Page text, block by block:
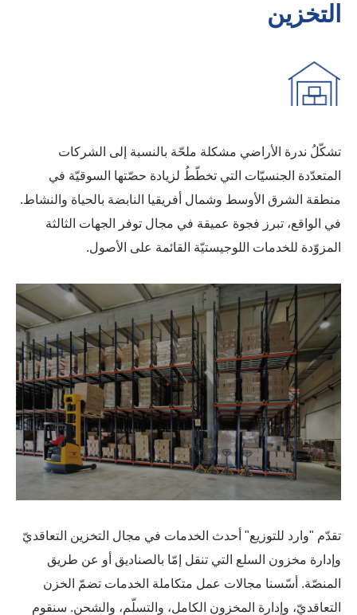
التخزين
تشكّلُ ندرة الأراضي مشكلة ملحّة بالنسبة إلى الشركات
المتعدّدة الجنسيّات التي تخطّطُ لزيادة حصّتها السوقيّة في
منطقة الشرق الأوسط وشمال أفريقيا النابضة بالحياة والنشاط.
في الواقع، تبرز فجوة عميقة في مجال توفر الجهات الثالثة
المزوّدة للخدمات اللوجيستيّة القائمة على الأصول.
تقدّم "وارد للتوزيع" أحدث الخدمات في مجال التخزين التعاقديّ
وإدارة مخزون السلع التي تنقل إمّا بالصناديق أو عن طريق
المنصّة. أسّسنا مجالات عمل متكاملة الخدمات تضمّ الخزن
التعاقديّ، وإدارة المخزون الكامل، والتسلّم، والشحن. سنقوم